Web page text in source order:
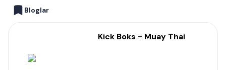
Bloglar
Kick Boks - Muay Thai